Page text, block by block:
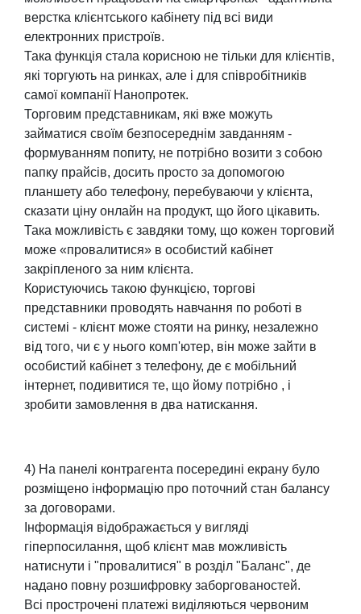
верстка клієнтського кабінету під всі види
електронних пристроїв.
Така функція стала корисною не тільки для клієнтів,
які торгують на ринках, але і для співробітників
самої компанії Нанопротек.
Торговим представникам, які вже можуть
займатися своїм безпосереднім завданням -
формуванням попиту, не потрібно возити з собою
папку прайсів, досить просто за допомогою
планшету або телефону, перебуваючи у клієнта,
сказати ціну онлайн на продукт, що його цікавить.
Така можливість є завдяки тому, що кожен торговий
може «провалитися» в особистий кабінет
закріпленого за ним клієнта.
Користуючись такою функцією, торгові
представники проводять навчання по роботі в
системі - клієнт може стояти на ринку, незалежно
від того, чи є у нього комп'ютер, він може зайти в
особистий кабінет з телефону, де є мобільний
інтернет, подивитися те, що йому потрібно , і
зробити замовлення в два натискання.
4) На панелі контрагента посередині екрану було
розміщено інформацію про поточний стан балансу
за договорами.
Інформація відображається у вигляді
гіперпосилання, щоб клієнт мав можливість
натиснути і "провалитися" в розділ "Баланс", де
надано повну розшифровку заборгованостей.
Всі прострочені платежі виділяються червоним